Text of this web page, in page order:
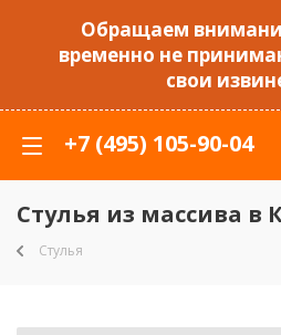
Обращаем
временно не
свои
+7 (495) 105-90-04
Стулья из массива в
Стулья